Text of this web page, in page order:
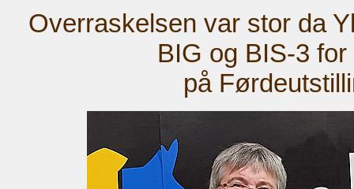
Overraskelsen var stor da
BIG og BIS-3
på